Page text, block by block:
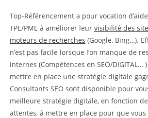
Top-Référencement a pour vocation
TPE/PME à améliorer leur visibilité des
moteurs de recherches (Google, Bing…).
n’est pas facile lorsque l’on manque de
internes (Compétences en SEO/DIGITAL…
mettre en place une stratégie digitale
Consultants SEO sont disponible pour
meilleure stratégie digitale, en fonction
attentes, à mettre en place pour que